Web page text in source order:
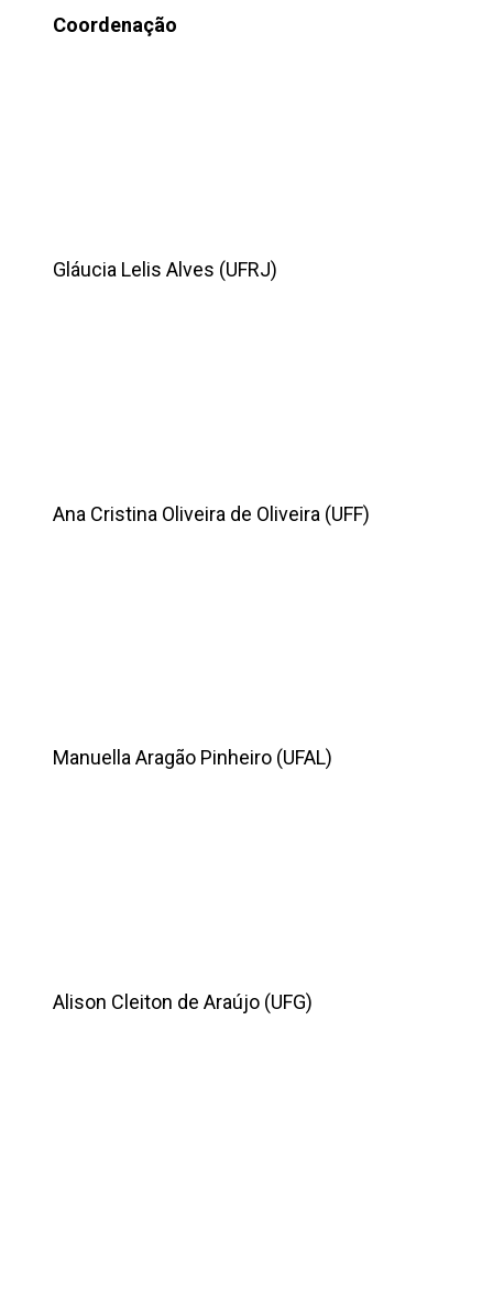
Coordenação
Gláucia Lelis Alves (UFRJ)
Ana Cristina Oliveira de Oliveira (UFF)
Manuella Aragão Pinheiro (UFAL)
Alison Cleiton de Araújo (UFG)